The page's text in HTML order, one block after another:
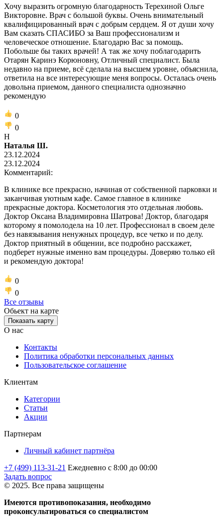
Хочу выразить огромную благодарность Терехиной Ольге
Викторовне. Врач с большой буквы. Очень внимательный
квалифицированный врач с добрым сердцем. Я от души хочу
Вам сказать СПАСИБО за Ваш профессионализм и
человеческое отношение. Благодарю Вас за помощь.
Побольше бы таких врачей! А так же хочу поблагодарить
Отарян Каринэ Корюновну, Отличный специалист. Была
недавно на приеме, всё сделала на высшем уровне, объяснила,
ответила на все интересующие меня вопросы. Осталась очень
довольна приемом, данного специалиста однозначно
рекомендую
0
0
Н
Наталья Ш.
23.12.2024
23.12.2024
Комментарий:
В клинике все прекрасно, начиная от собственной парковки и
заканчивая уютным кафе. Самое главное в клинике
прекрасные доктора. Косметология это отдельная любовь.
Доктор Оксана Владимировна Шатрова! Доктор, благодаря
которому я помолодела на 10 лет. Профессионал в своем деле
без навязывания ненужных процедур, все четко и по делу.
Доктор приятный в общении, все подробно расскажет,
подберет нужные именно вам процедуры. Доверяю только ей
и рекомендую доктора!
0
0
Все отзывы
Обьект на карте
Показать карту
О нас
Контакты
Политика обработки персональных данных
Пользовательское соглашение
Клиентам
Категории
Статьи
Акции
Партнерам
Личный кабинет партнёра
+7 (499) 113-31-21 Ежедневно с 8:00 до 00:00
Задать вопрос
© 2025. Все права защищены
Имеются противопоказания, необходимо
проконсультироваться со специалистом